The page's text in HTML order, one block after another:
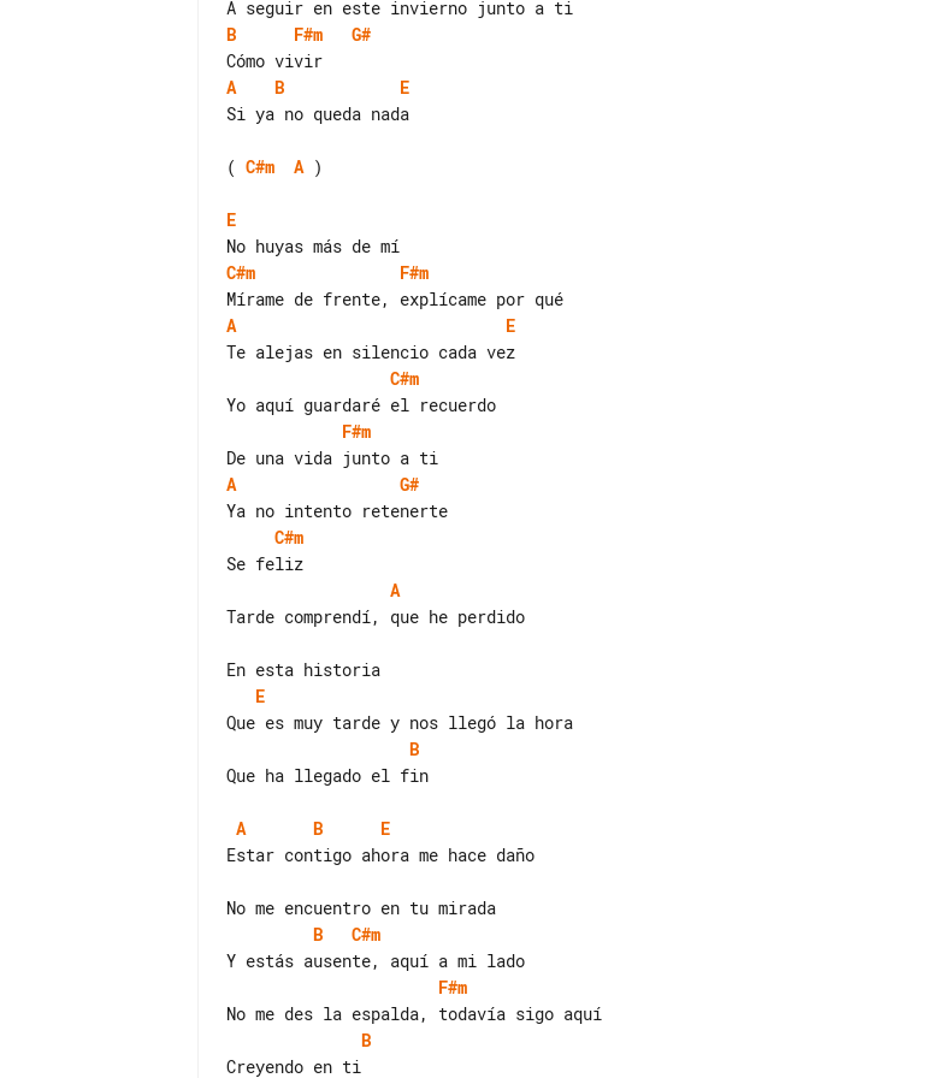
B
F#m
G#
A
B
E
Si ya no queda nada
( C#m A )
E
C#m
F#m
A
E
C#m
F#m
A
G#
C#m
A
Tarde comprendí, que he perdido
E
B
Que ha llegado el fin
A B
E
Estar contigo ahora me hace daño
B
C#m
F#m
B